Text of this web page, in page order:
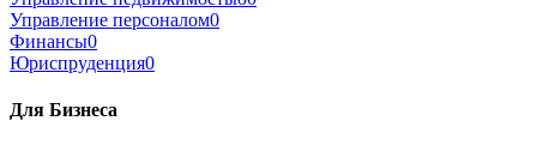
Управление персоналом0
Финансы0
Юриспруденция0
Для Бизнеса